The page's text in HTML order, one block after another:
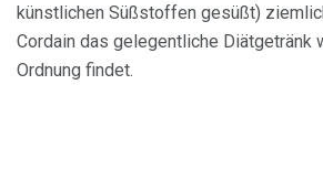
künstlichen Süßstoffen gesüßt)
Cordain das gelegentliche Diätgetränk
Ordnung findet.